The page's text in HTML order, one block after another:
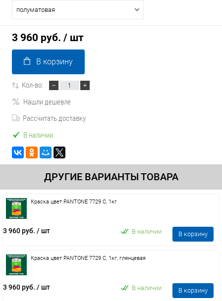
полуматовая
3 960 руб. / шт
В корзину
Кол-во:
Нашли дешевле
Рассчитать доставку
В наличии
ДРУГИЕ ВАРИАНТЫ ТОВАРА
Краска цвет PANTONE 7729 C, 1кг
3 960 руб. / шт В наличии В корзину
Краска цвет PANTONE 7729 C, 1кг, глянцевая
3 960 руб. / шт В наличии В корзину